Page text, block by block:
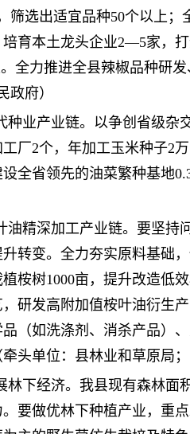
筛选出适宜品种50个以上
育本土龙头企业2—5家，
全力推进全县辣椒品种研
政府）
种业产业链。以争创省级杂
厂2个，年加工玉米种子2
全省领先的油菜繁种基地
油精深加工产业链。要坚
转变。全力夯实原料基础
桉树1000亩，提升改造低
研发高附加值桉叶油衍生
（如洗涤剂、消杀产品）
头单位：县林业和草原局
林下经济。我县现有森林面
要做优林下种植产业，重